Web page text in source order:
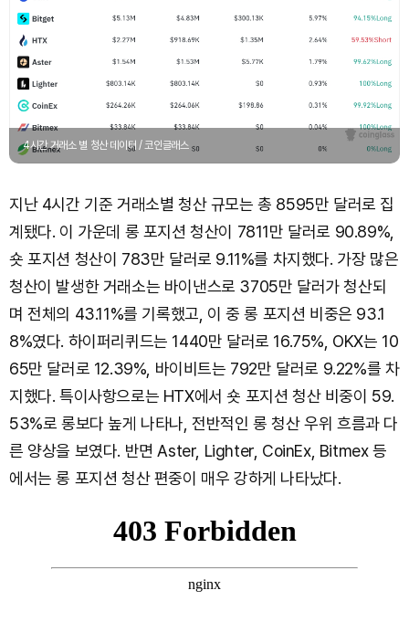
4시간 거래소 별 청산 데이터 / 코인글래스
지난 4시간 기준 거래소별 청산 규모는 총 8595만 달러로 집
계됐다. 이 가운데 롱 포지션 청산이 7811만 달러로 90.89%,
숏 포지션 청산이 783만 달러로 9.11%를 차지했다. 가장 많은
청산이 발생한 거래소는 바이낸스로 3705만 달러가 청산되
며 전체의 43.11%를 기록했고, 이 중 롱 포지션 비중은 93.1
8%였다. 하이퍼리퀴드는 1440만 달러로 16.75%, OKX는 10
65만 달러로 12.39%, 바이비트는 792만 달러로 9.22%를 차
지했다. 특이사항으로는 HTX에서 숏 포지션 청산 비중이 59.
53%로 롱보다 높게 나타나, 전반적인 롱 청산 우위 흐름과 다
른 양상을 보였다. 반면 Aster, Lighter, CoinEx, Bitmex 등
에서는 롱 포지션 청산 편중이 매우 강하게 나타났다.